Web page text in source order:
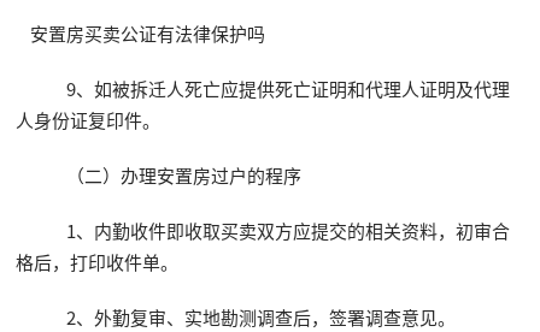
安置房买卖公证有法律保护吗
9、如被拆迁人死亡应提供死亡证明和代理人证明及代理
人身份证复印件。
（二）办理安置房过户的程序
1、内勤收件即收取买卖双方应提交的相关资料，初审合
格后，打印收件单。
2、外勤复审、实地勘测调查后，签署调查意见。